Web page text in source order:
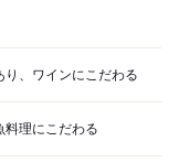
り、ワインにこだわる
料理にこだわる